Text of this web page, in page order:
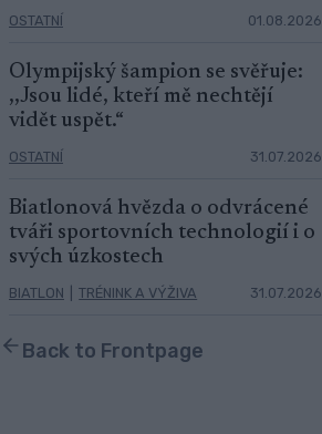
OSTATNÍ 01.08.2026
Olympijský šampion se svěřuje:
,,Jsou lidé, kteří mě nechtějí
vidět uspět.“
OSTATNÍ 31.07.2026
Biatlonová hvězda o odvrácené
tváři sportovních technologií i o
svých úzkostech
BIATLON TRÉNINK A VÝŽIVA 31.07.2026
Back to Frontpage